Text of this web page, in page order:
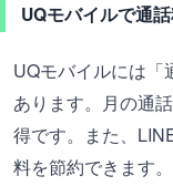
UQモバイルで通
UQモバイルには「
あります。月の通
得です。また、
料を節約できます。